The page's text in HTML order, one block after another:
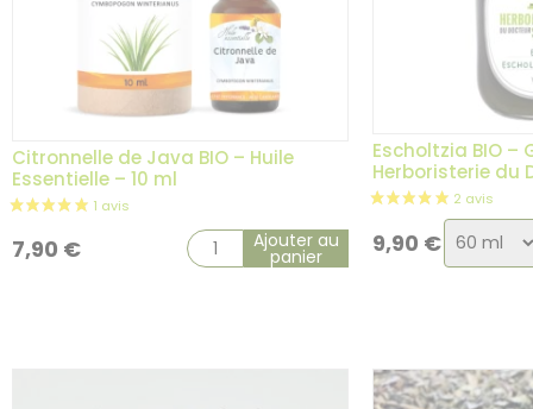
Citronnelle de Java BIO – Huile
Essentielle – 10 ml
7,90 € Ajouter au
panier
Escholtzia BIO –
Herboristerie du
9,90 € Choix
de